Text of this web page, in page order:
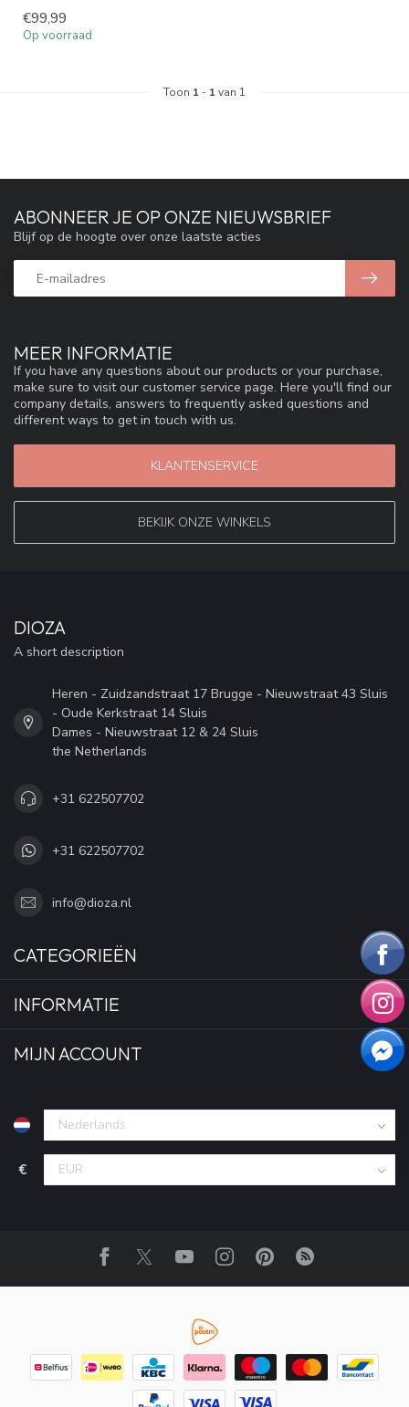
€99,99
Op voorraad
Toon 1 - 1 van 1
MEER INFORMATIE
If you have any questions about our products or your purchase,
make sure to visit our customer service page. Here you'll find our
company details, answers to frequently asked questions and
different ways to get in touch with us.
KLANTENSERVICE
BEKIJK ONZE WINKELS
ABONNEER JE OP ONZE NIEUWSBRIEF
Blijf op de hoogte over onze laatste acties
DIOZA
A short description
Heren - Zuidzandstraat 17 Brugge - Nieuwstraat 43 Sluis
- Oude Kerkstraat 14 Sluis
Dames - Nieuwstraat 12 & 24 Sluis
the Netherlands
+31 622507702
+31 622507702
info@dioza.nl
CATEGORIEËN
INFORMATIE
MIJN ACCOUNT
€